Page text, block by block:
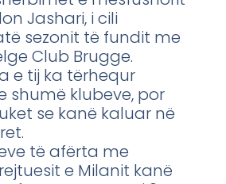
Jashari, i cili
sezonit të fundit me
Club Brugge.
e tij ka tërhequr
shumë klubeve, por
se kanë kaluar në
të afërta me
e Milanit kanë